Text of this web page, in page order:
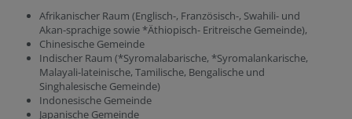
Afrikanischer Raum (Englisch-, Französisch-, Swahili- und
Akan-sprachige sowie *Äthiopisch- Eritreische Gemeinde),
Chinesische Gemeinde
Indischer Raum (*Syromalabarische, *Syromalankarische,
Malayali-lateinische, Tamilische, Bengalische und
Singhalesische Gemeinde)
Indonesische Gemeinde
Japanische Gemeinde